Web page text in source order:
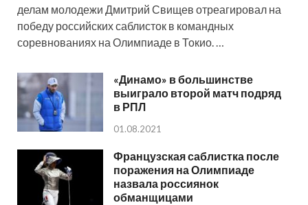
делам молодежи Дмитрий Свищев отреагировал на
победу российских саблисток в командных
соревнованиях на Олимпиаде в Токио. …
«Динамо» в большинстве
выиграло второй матч подряд
в РПЛ
01.08.2021
Французская саблистка после
поражения на Олимпиаде
назвала россиянок
обманщицами